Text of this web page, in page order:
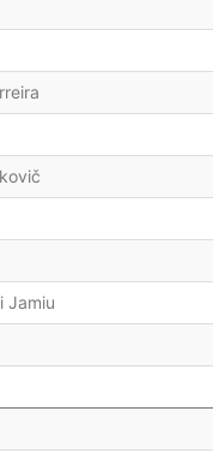
Jamiu